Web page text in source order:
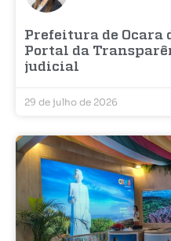
Prefeitura de Ocara
Portal da
judicial
29 de julho de 2026